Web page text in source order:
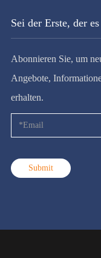
Sei der Erste, der
Abonnieren Sie, um
Angebote,
erhalten.
Submit